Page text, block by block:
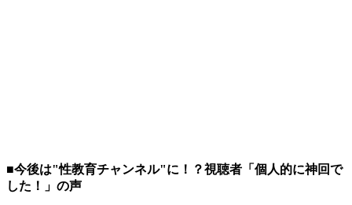
■今後は"性教育チャンネル"に！？視聴者「個人的に神回で
した！」の声